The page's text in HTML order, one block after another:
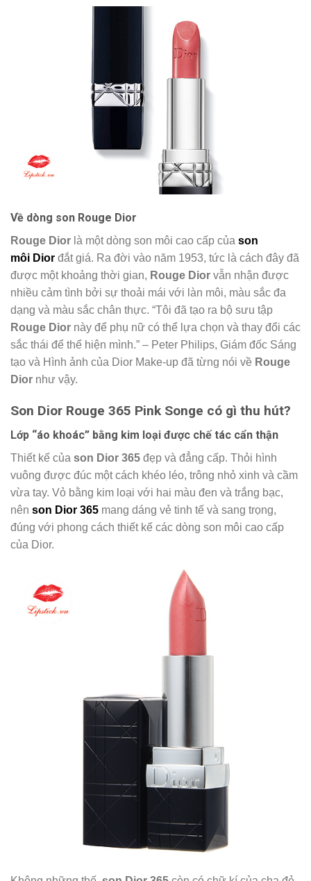
Về dòng son Rouge Dior
Rouge Dior là một dòng son môi cao cấp của son
môi Dior đắt giá. Ra đời vào năm 1953, tức là cách đây đã
được một khoảng thời gian, Rouge Dior vẫn nhận được
nhiều cảm tình bởi sự thoải mái với làn môi, màu sắc đa
dạng và màu sắc chân thực. “Tôi đã tạo ra bộ sưu tập
Rouge Dior này để phụ nữ có thể lựa chọn và thay đổi các
sắc thái để thể hiện mình.” – Peter Philips, Giám đốc Sáng
tạo và Hình ảnh của Dior Make-up đã từng nói về Rouge
Dior như vậy.
Son Dior Rouge 365 Pink Songe có gì thu hút?
Lớp “áo khoác” bằng kim loại được chế tác cẩn thận
Thiết kế của son Dior 365 đẹp và đẳng cấp. Thỏi hình
vuông được đúc một cách khéo léo, trông nhỏ xinh và cầm
vừa tay. Vỏ bằng kim loại với hai màu đen và trắng bạc,
nên son Dior 365 mang dáng vẻ tinh tế và sang trọng,
đúng với phong cách thiết kế các dòng son môi cao cấp
của Dior.